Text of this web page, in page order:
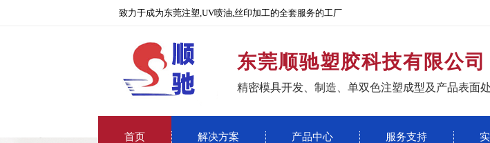
致力于成为东莞注塑,UV喷油,丝印加工的全套服务的工厂
东莞顺驰塑胶科技有限公司
精密模具开发、制造、单双色注塑成型及产品表面
首页 解决方案 产品中心 服务支持